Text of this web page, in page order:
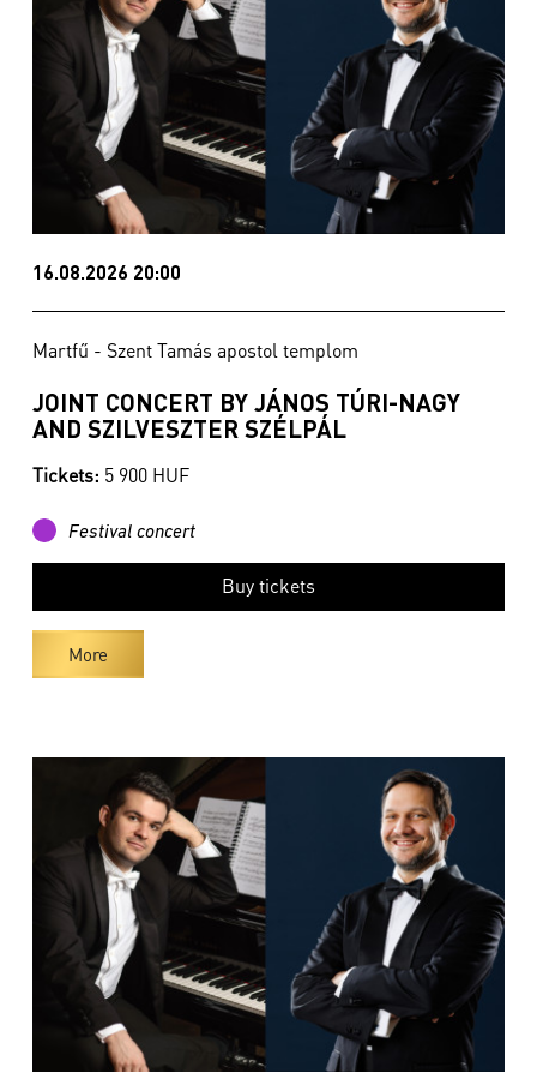
16.08.2026 20:00
Martfű - Szent Tamás apostol templom
JOINT CONCERT BY JÁNOS TÚRI-NAGY
AND SZILVESZTER SZÉLPÁL
Tickets: 5 900 HUF
Festival concert
Buy tickets
More